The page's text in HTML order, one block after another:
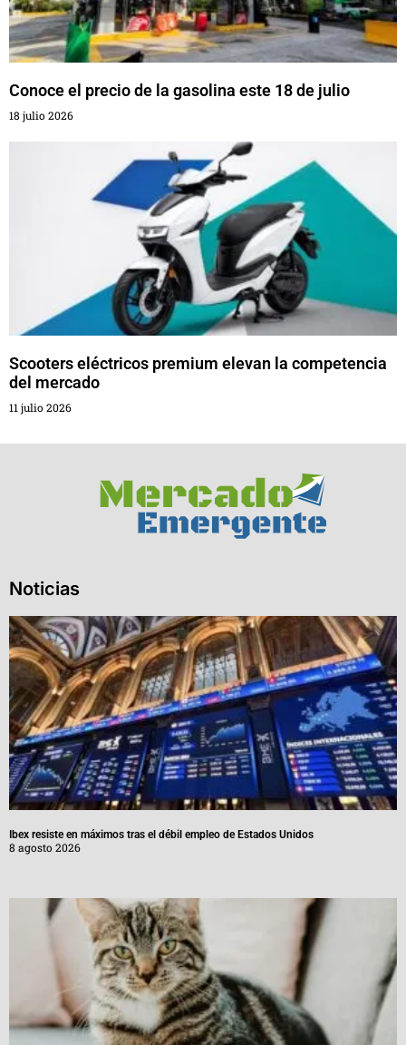
Conoce el precio de la gasolina este 18 de julio
18 julio 2026
Scooters eléctricos premium elevan la competencia
del mercado
11 julio 2026
Noticias
Ibex resiste en máximos tras el débil empleo de Estados Unidos
8 agosto 2026